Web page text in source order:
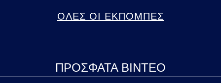
ΟΛΕΣ ΟΙ ΕΚΠΟΜΠΕΣ
ΠΡΟΣΦΑΤΑ ΒΙΝΤΕΟ